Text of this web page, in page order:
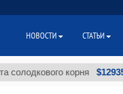
корня $12935,18
НОВОСТИ СТАТЬИ